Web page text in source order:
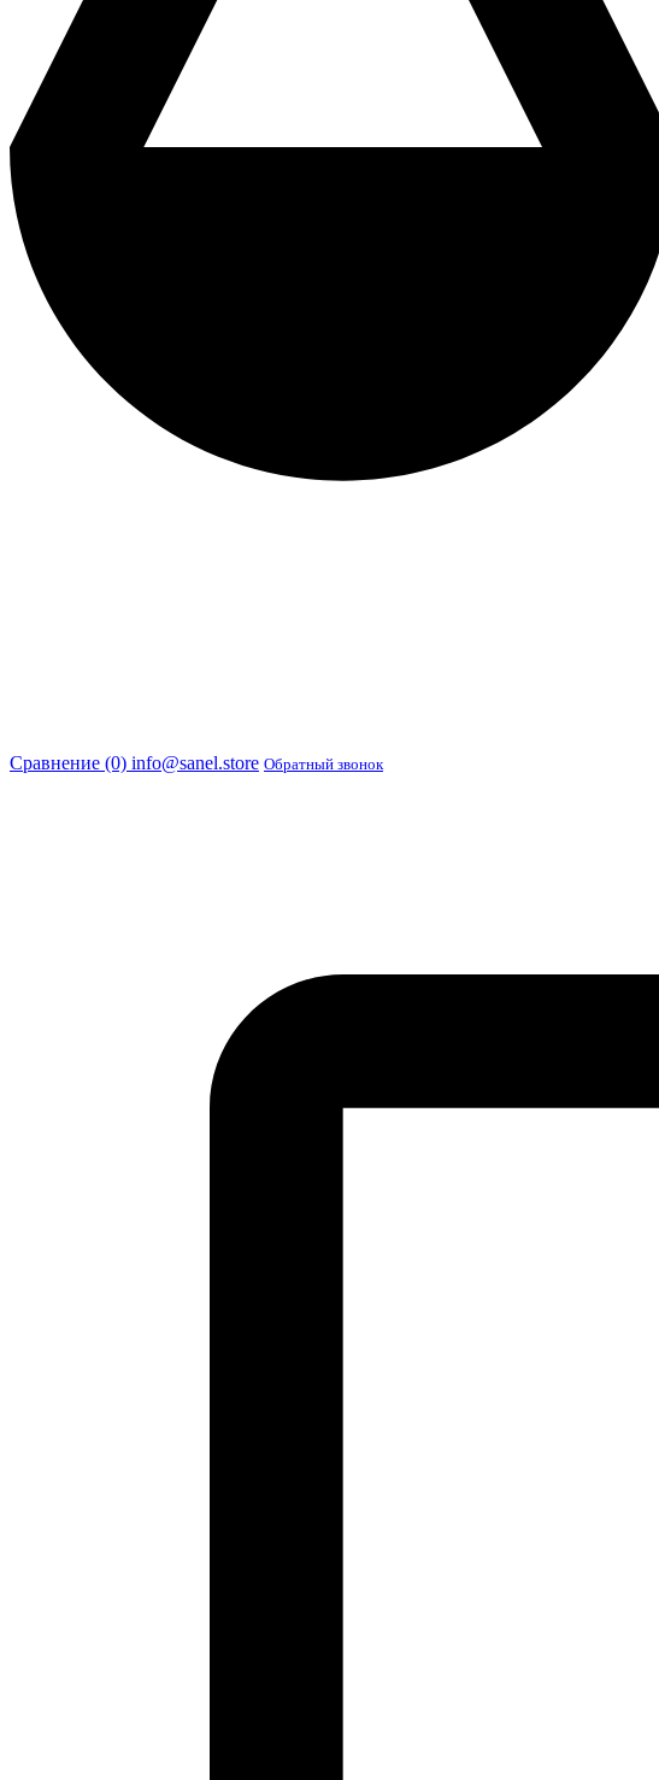
Сравнение (0) info@sanel.store Обратный звонок